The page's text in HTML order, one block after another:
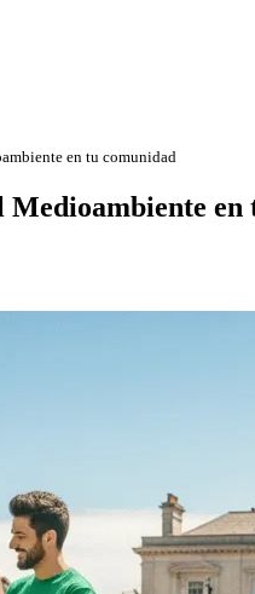
en tu comunidad
en